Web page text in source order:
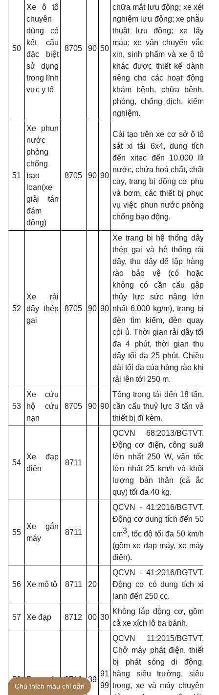
50
Xe ô tô
chuyên
dùng có
kết cấu
đặc biệt
sử dụng
trong lĩnh
vực y tế
8705 90 50
chữa mắt lưu động; xe xét
nghiệm lưu động; xe phẫu
thuật lưu động; xe lấy
máu; xe vận chuyển vắc
xin, sinh phẩm và xe ô tô
khác được thiết kế dành
riêng cho các hoạt động
khám bệnh, chữa bệnh,
phòng, chống dịch, kiểm
nghiệm.
51
Xe phun
nước
phòng
chống
bạo
loạn(xe
giải tán
đám
đông)
8705 90 90
Cải tạo trên xe cơ sở ô tô
sát xi tải 6x4, dung tích
đến xitec đến 10.000 lít
nước, chứa hoá chất, chất
cay, trang bị động cơ phụ
và bơm, các thiết bị phục
vụ việc phun nước phòng
chống bạo động.
52
Xe rải
dây thép
gai
8705 90 90
Xe trang bị hệ thống dây
thép gai và hệ thống rải
dây, thu dây để lập hàng
rào bảo vệ (có hoặc
không có cần cẩu gập
thủy lực sức nâng lớn
nhất 6.000 kg/m), trang bị
đèn tìm kiếm, đèn quay
còi ủ. Thời gian rải dây tối
đa 4 phút, thời gian thu
dây tối đa 25 phút. Chiều
dài tối đa của hàng rào khi
rải lên tới 250 m.
53
Xe cứu
hộ cứu
nạn
8705 90 90
Tổng trọng tải đến 18 tấn,
cần cẩu thuỷ lực 3 tấn và
thiết bị đi kèm.
54
Xe đạp
điện
8711
QCVN 68:2013/BGTVT.
Động cơ điện, công suất
lớn nhất 250 W, vận tốc
lớn nhất 25 km/h và khối
lượng bản thân (cả ắc
quy) tối đa 40 kg.
55
Xe gắn
máy
8711
QCVN - 41:2016/BGTVT.
Động cơ dung tích đến 50
cm3, tốc độ tối đa 50 km/h
(gồm xe đạp máy, xe máy
điện).
56 Xe mô tô 8711 20
QCVN - 41:2016/BGTVT.
Động cơ có dung tích xi
lanh đến 250 cc.
57 Xe đạp 8712 00 30
Không lắp động cơ, gồm
cả xe xích lô ba bánh.
58 Rơ moóc 8716 39
91
99
QCVN 11:2015/BGTVT.
Chở máy phát điện, thiết
bị phát sóng di động,
hàng siêu trường, siêu
trọng, xe và máy chuyên
Chú thích màu chỉ dẫn